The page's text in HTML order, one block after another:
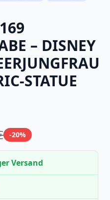
– DISNEY
STATUE
-20%
Versand